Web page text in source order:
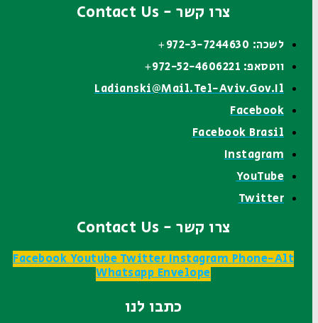
צרו קשר - Contact Us
לשכה: 972-3-7244630+
ווטסאפ: 972-52-4606221+
Ladianski@mail.tel-Aviv.gov.il
Facebook
Facebook Brasil
Instagram
YouTube
Twitter
צרו קשר - Contact Us
FacebookYoutubeTwitterInstagramPhone-Alt
WhatsappEnvelope
כתבו לנו